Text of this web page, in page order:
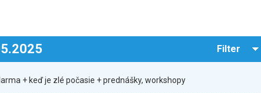
Filter
+ keď je zlé počasie + prednášky, workshopy